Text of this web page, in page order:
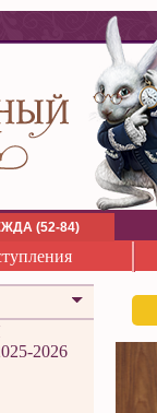
(52-84)
2026